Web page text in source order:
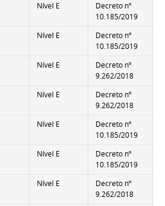
Nível E
Decreto nº
10.185/2019
Nível E
Decreto nº
10.185/2019
Nível E
Decreto nº
9.262/2018
Nível E
Decreto nº
9.262/2018
Nível E
Decreto nº
10.185/2019
Nível E
Decreto nº
10.185/2019
Nível E
Decreto nº
9.262/2018